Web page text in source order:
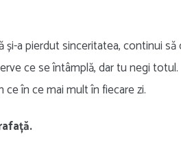
a pierdut sinceritatea, continui să
ce se întâmplă, dar tu negi totul.
în ce mai mult în fiecare zi.